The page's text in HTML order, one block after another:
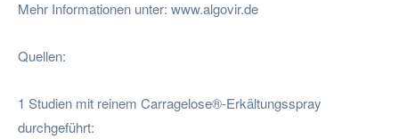
Mehr Informationen unter: www.algovir.de
Quellen:
1 Studien mit reinem Carragelose®-Erkältungsspray
durchgeführt: